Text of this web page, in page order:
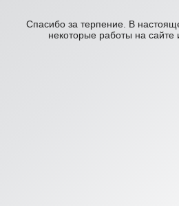
Спасибо за терпение. В
некоторые работы на сайте